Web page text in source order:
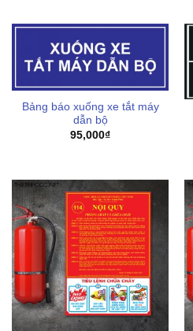
Bảng báo xuống xe tắt máy
dẫn bộ
95,000₫